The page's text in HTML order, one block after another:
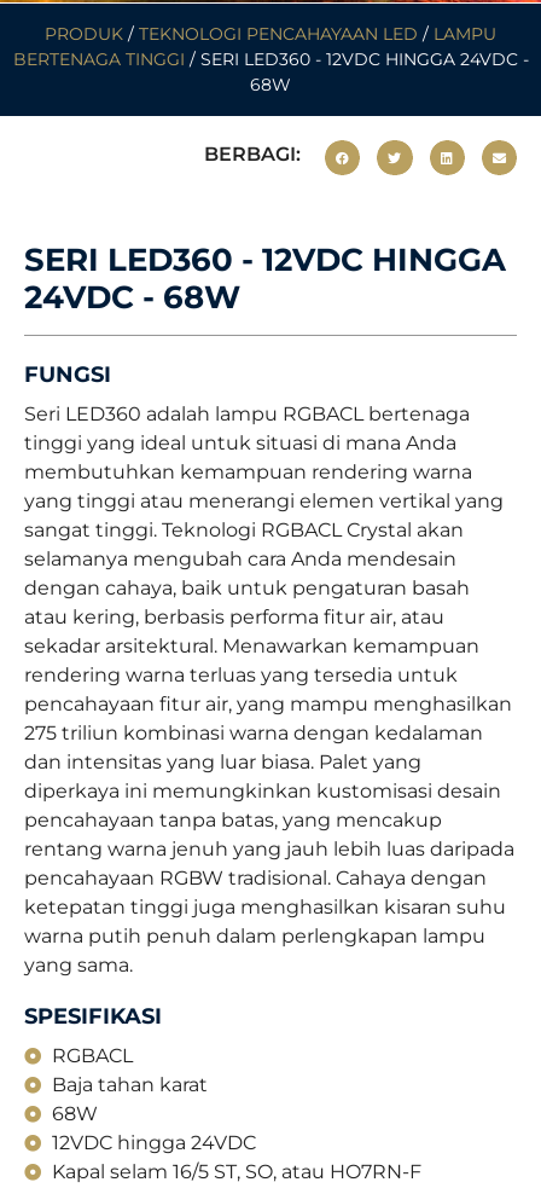
PRODUK / TEKNOLOGI PENCAHAYAAN LED / LAMPU
BERTENAGA TINGGI / SERI LED360 - 12VDC HINGGA 24VDC -
68W
BERBAGI:
SERI LED360 - 12VDC HINGGA
24VDC - 68W
FUNGSI
Seri LED360 adalah lampu RGBACL bertenaga
tinggi yang ideal untuk situasi di mana Anda
membutuhkan kemampuan rendering warna
yang tinggi atau menerangi elemen vertikal yang
sangat tinggi. Teknologi RGBACL Crystal akan
selamanya mengubah cara Anda mendesain
dengan cahaya, baik untuk pengaturan basah
atau kering, berbasis performa fitur air, atau
sekadar arsitektural. Menawarkan kemampuan
rendering warna terluas yang tersedia untuk
pencahayaan fitur air, yang mampu menghasilkan
275 triliun kombinasi warna dengan kedalaman
dan intensitas yang luar biasa. Palet yang
diperkaya ini memungkinkan kustomisasi desain
pencahayaan tanpa batas, yang mencakup
rentang warna jenuh yang jauh lebih luas daripada
pencahayaan RGBW tradisional. Cahaya dengan
ketepatan tinggi juga menghasilkan kisaran suhu
warna putih penuh dalam perlengkapan lampu
yang sama.
SPESIFIKASI
RGBACL
Baja tahan karat
68W
12VDC hingga 24VDC
Kapal selam 16/5 ST, SO, atau HO7RN-F